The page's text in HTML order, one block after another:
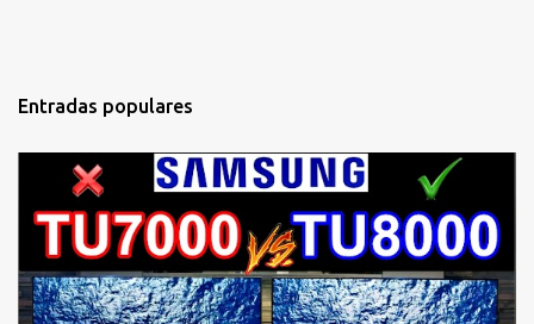
Entradas populares